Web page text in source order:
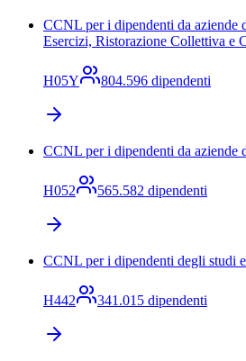
CCNL per i dipendenti da aziende
Esercizi, Ristorazione Collettiva e
H05Y 804.596 dipendenti
CCNL per i dipendenti da aziende
H052 565.582 dipendenti
CCNL per i dipendenti degli studi
H442 341.015 dipendenti